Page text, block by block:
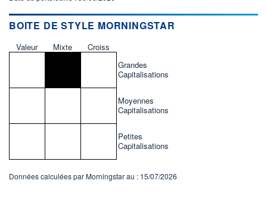
BOITE DE STYLE MORNINGSTAR
Valeur Mixte
Croiss
Grandes
Capitalisations
Moyennes
Capitalisations
Petites
Capitalisations
Données calculées par Morningstar au : 15/07/2026